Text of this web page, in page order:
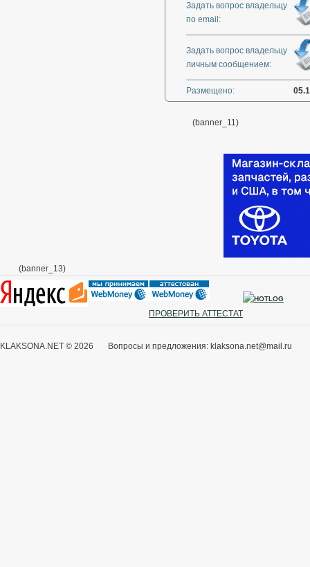
Задать вопрос владельцу
по email:
Задать вопрос владельцу
личным сообщением:
Размещено:
(banner_11)
(banner_13)
ПРОВЕРИТЬ АТТЕСТАТ
KLAKSONA.NET © 2026 Вопросы и предложения: klaksona.net@mail.ru